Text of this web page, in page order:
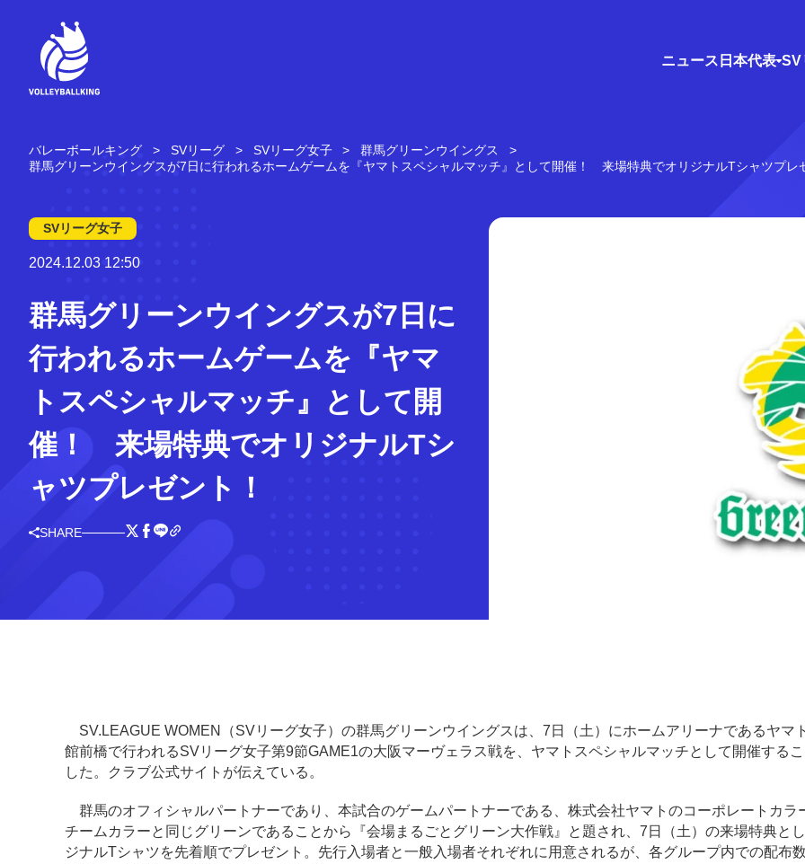
ニュース 日本代表 SV
バレーボールキング SVリーグ SVリーグ女子
群馬グリーンウイングス
群馬グリーンウイングスが7日に行われるホームゲームを『ヤマトスペシャルマッチ』として開催！ 来場特典でオリジナルTシャツプレ
SVリーグ女子
2024.12.03 12:50
群馬グリーンウイングスが7日に
行われるホームゲームを『ヤマ
トスペシャルマッチ』として開
催！ 来場特典でオリジナルTシ
ャツプレゼント！
SHARE
SV.LEAGUE WOMEN（SVリーグ女子）の群馬グリーンウイングスは、7日（土）にホームアリーナであるヤマ
館前橋で行われるSVリーグ女子第9節GAME1の大阪マーヴェラス戦を、ヤマトスペシャルマッチとして開催する
した。クラブ公式サイトが伝えている。
群馬のオフィシャルパートナーであり、本試合のゲームパートナーである、株式会社ヤマトのコーポレートカラ
チームカラーと同じグリーンであることから『会場まるごとグリーン大作戦』と題され、7日（土）の来場特典と
ジナルTシャツを先着順でプレゼント。先行入場者と一般入場者それぞれに用意されるが、各グループ内での配布